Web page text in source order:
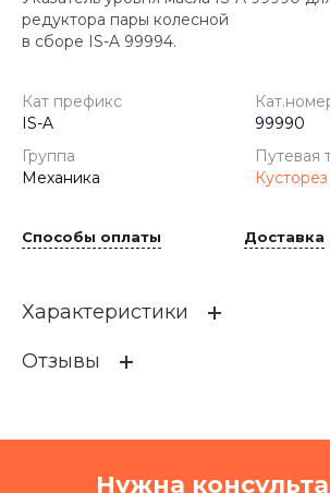
редуктора пары колесной
в сборе IS-A 99994.
Кат префикс
IS-A
99990
Группа
Механика
Путевая
Способы оплаты Доставка
Характеристики
Кат префикс
Отзывы
Нужна